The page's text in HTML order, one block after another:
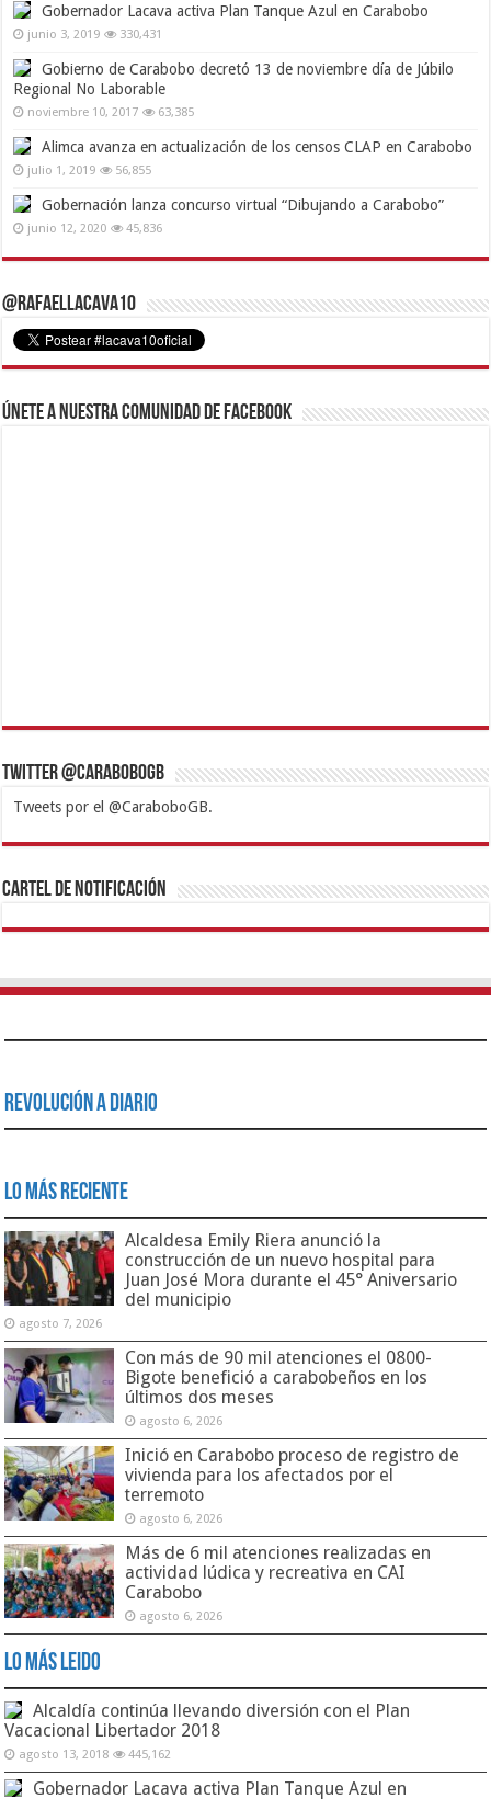
Gobernador Lacava activa Plan Tanque Azul en Carabobo
junio 3, 2019 330,431
Gobierno de Carabobo decretó 13 de noviembre día de Júbilo
Regional No Laborable
noviembre 10, 2017 63,385
Alimca avanza en actualización de los censos CLAP en Carabobo
julio 1, 2019 56,855
Gobernación lanza concurso virtual “Dibujando a Carabobo”
junio 12, 2020 45,836
@RafaelLacava10
Únete a nuestra comunidad de Facebook
Twitter @CaraboboGB
Tweets por el @CaraboboGB.
1xbetBetturkeyBetistKralbetSupertotobetTipobetMatadorbetMariobet
https://mvbcasino.com/
Cartel de Notificación
Revolución a Diario
Lo Más Reciente
Alcaldesa Emily Riera anunció la
construcción de un nuevo hospital para
Juan José Mora durante el 45° Aniversario
del municipio
agosto 7, 2026
Con más de 90 mil atenciones el 0800-
Bigote benefició a carabobeños en los
últimos dos meses
agosto 6, 2026
Inició en Carabobo proceso de registro de
vivienda para los afectados por el
terremoto
agosto 6, 2026
Más de 6 mil atenciones realizadas en
actividad lúdica y recreativa en CAI
Carabobo
agosto 6, 2026
Lo Más Leido
Alcaldía continúa llevando diversión con el Plan
Vacacional Libertador 2018
agosto 13, 2018 445,162
Gobernador Lacava activa Plan Tanque Azul en